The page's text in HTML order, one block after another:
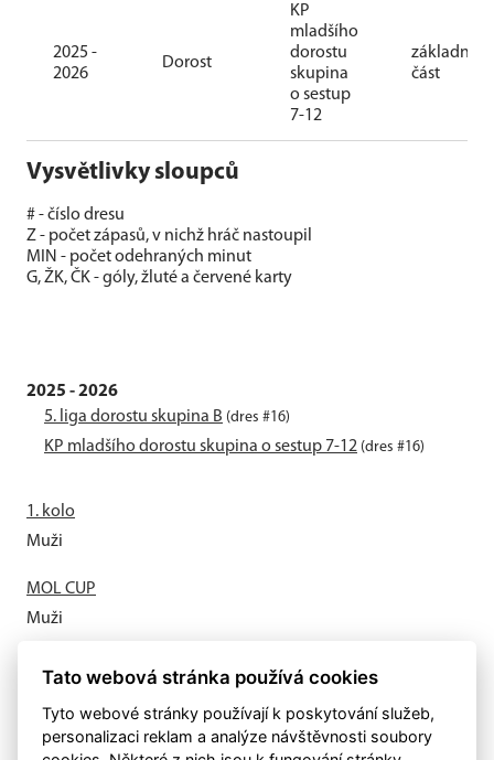
2025 -
2026
Dorost
KP
mladšího
dorostu
skupina
o sestup
7-12
základní
část
Vysvětlivky sloupců
# - číslo dresu
Z - počet zápasů, v nichž hráč nastoupil
MIN - počet odehraných minut
G, ŽK, ČK - góly, žluté a červené karty
2025 - 2026
5. liga dorostu skupina B (dres #16)
KP mladšího dorostu skupina o sestup 7-12 (dres #16)
1. kolo
Muži
MOL CUP
Muži
Letní příprava odstartovala
Tato webová stránka používá cookies
Tyto webové stránky používají k poskytování služeb,
personalizaci reklam a analýze návštěvnosti soubory